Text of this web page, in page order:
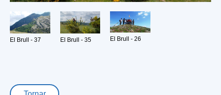
El Brull - 37 El Brull - 35 El Brull - 26